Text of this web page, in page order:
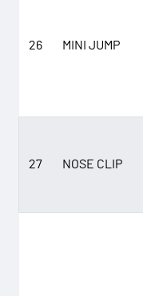
26 MINI JUMP
27 NOSE CLIP